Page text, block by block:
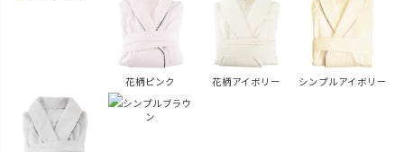
花柄ピンク 花柄アイボリー
シンプルアイボリー
シンプルブラウ
ン